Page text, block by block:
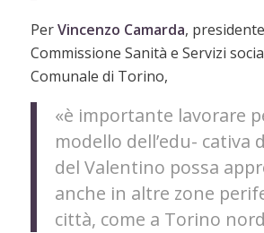
PerVincenzo Camarda,
Commissione Sanità e Servizi
Comunale di Torino,
«è importante lavorare
modello dell’edu- cativa
del Valentino possa
anche in altre zone
città, come a Torino